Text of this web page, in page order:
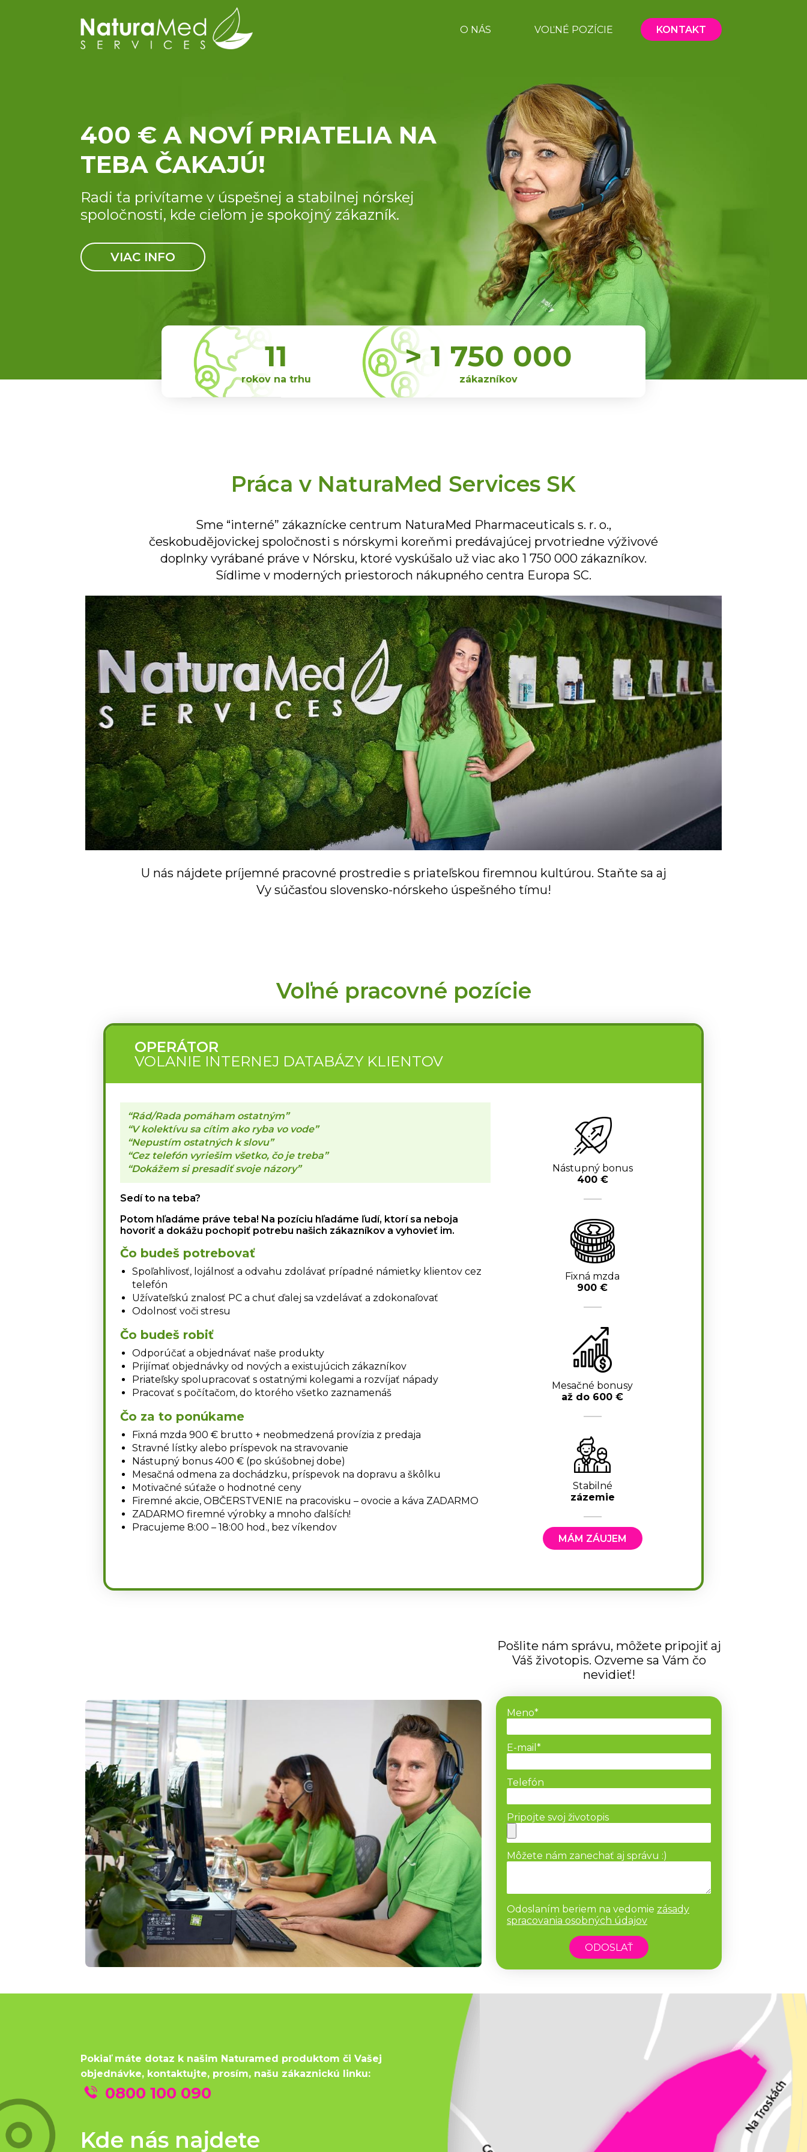
O NÁS VOĽNÉ POZÍCIE KONTAKT
400 € A NOVÍ PRIATELIA NA
TEBA ČAKAJÚ!
Radi ťa privítame v úspešnej a stabilnej nórskej
spoločnosti, kde cieľom je spokojný zákazník.
VIAC INFO
11
rokov na trhu
> 1 750 000
zákazníkov
Práca v NaturaMed Services SK
Sme “interné” zákaznícke centrum NaturaMed Pharmaceuticals s. r. o.,
českobudějovickej spoločnosti s nórskymi koreňmi predávajúcej prvotriedne výživové
doplnky vyrábané práve v Nórsku, ktoré vyskúšalo už viac ako 1 750 000 zákazníkov.
Sídlime v moderných priestoroch nákupného centra Europa SC.
U nás nájdete príjemné pracovné prostredie s priateľskou firemnou kultúrou. Staňte sa aj
Vy súčasťou slovensko-nórskeho úspešného tímu!
Voľné pracovné pozície
OPERÁTOR
VOLANIE INTERNEJ DATABÁZY KLIENTOV
“Rád/Rada pomáham ostatným”
“V kolektívu sa cítim ako ryba vo vode”
“Nepustím ostatných k slovu”
“Cez telefón vyriešim všetko, čo je treba”
“Dokážem si presadiť svoje názory”
Sedí to na teba?
Potom hľadáme práve teba! Na pozíciu hľadáme ľudí, ktorí sa neboja
hovoriť a dokážu pochopiť potrebu našich zákazníkov a vyhovieť im.
Čo budeš potrebovať
Spoľahlivosť, lojálnosť a odvahu zdolávať prípadné námietky klientov cez
telefón
Užívateľskú znalosť PC a chuť ďalej sa vzdelávať a zdokonaľovať
Odolnosť voči stresu
Čo budeš robiť
Odporúčať a objednávať naše produkty
Prijímať objednávky od nových a existujúcich zákazníkov
Priateľsky spolupracovať s ostatnými kolegami a rozvíjať nápady
Pracovať s počítačom, do ktorého všetko zaznamenáš
Čo za to ponúkame
Fixná mzda 900 € brutto + neobmedzená provízia z predaja
Stravné lístky alebo príspevok na stravovanie
Nástupný bonus 400 € (po skúšobnej dobe)
Mesačná odmena za dochádzku, príspevok na dopravu a škôlku
Motivačné súťaže o hodnotné ceny
Firemné akcie, OBČERSTVENIE na pracovisku – ovocie a káva ZADARMO
ZADARMO firemné výrobky a mnoho ďalších!
Pracujeme 8:00 – 18:00 hod., bez víkendov
Nástupný bonus
400 €
Fixná mzda
900 €
Mesačné bonusy
až do 600 €
Stabilné
zázemie
MÁM ZÁUJEM
Pošlite nám správu, môžete pripojiť aj
Váš životopis. Ozveme sa Vám čo
nevidieť!
Meno*
E-mail*
Telefón
Pripojte svoj životopis
Môžete nám zanechať aj správu :)
Odoslaním beriem na vedomie zásady
spracovania osobných údajov
ODOSLAŤ
Pokiaľ máte dotaz k našim Naturamed produktom či Vašej
objednávke, kontaktujte, prosím, našu zákaznickú linku:
0800 100 090
Kde nás najdete